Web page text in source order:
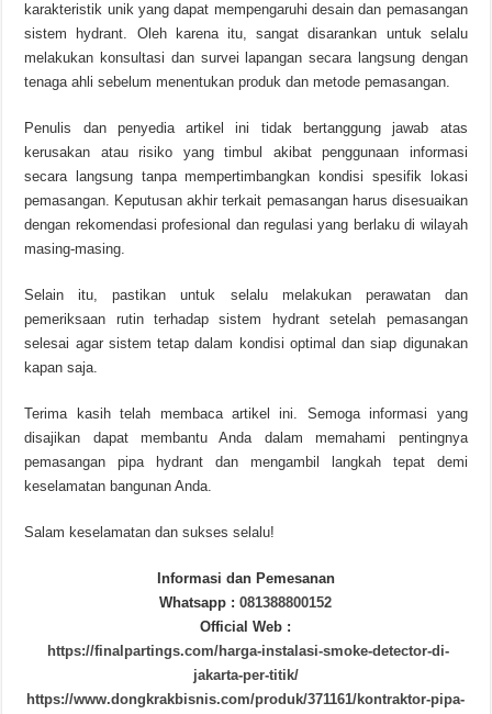
karakteristik unik yang dapat mempengaruhi desain dan pemasangan
sistem hydrant. Oleh karena itu, sangat disarankan untuk selalu
melakukan konsultasi dan survei lapangan secara langsung dengan
tenaga ahli sebelum menentukan produk dan metode pemasangan.
Penulis dan penyedia artikel ini tidak bertanggung jawab atas
kerusakan atau risiko yang timbul akibat penggunaan informasi
secara langsung tanpa mempertimbangkan kondisi spesifik lokasi
pemasangan. Keputusan akhir terkait pemasangan harus disesuaikan
dengan rekomendasi profesional dan regulasi yang berlaku di wilayah
masing-masing.
Selain itu, pastikan untuk selalu melakukan perawatan dan
pemeriksaan rutin terhadap sistem hydrant setelah pemasangan
selesai agar sistem tetap dalam kondisi optimal dan siap digunakan
kapan saja.
Terima kasih telah membaca artikel ini. Semoga informasi yang
disajikan dapat membantu Anda dalam memahami pentingnya
pemasangan pipa hydrant dan mengambil langkah tepat demi
keselamatan bangunan Anda.
Salam keselamatan dan sukses selalu!
Informasi dan Pemesanan
Whatsapp :081388800152
Official Web :
https://finalpartings.com/harga-instalasi-smoke-detector-di-
jakarta-per-titik/
https://www.dongkrakbisnis.com/produk/371161/kontraktor-pipa-